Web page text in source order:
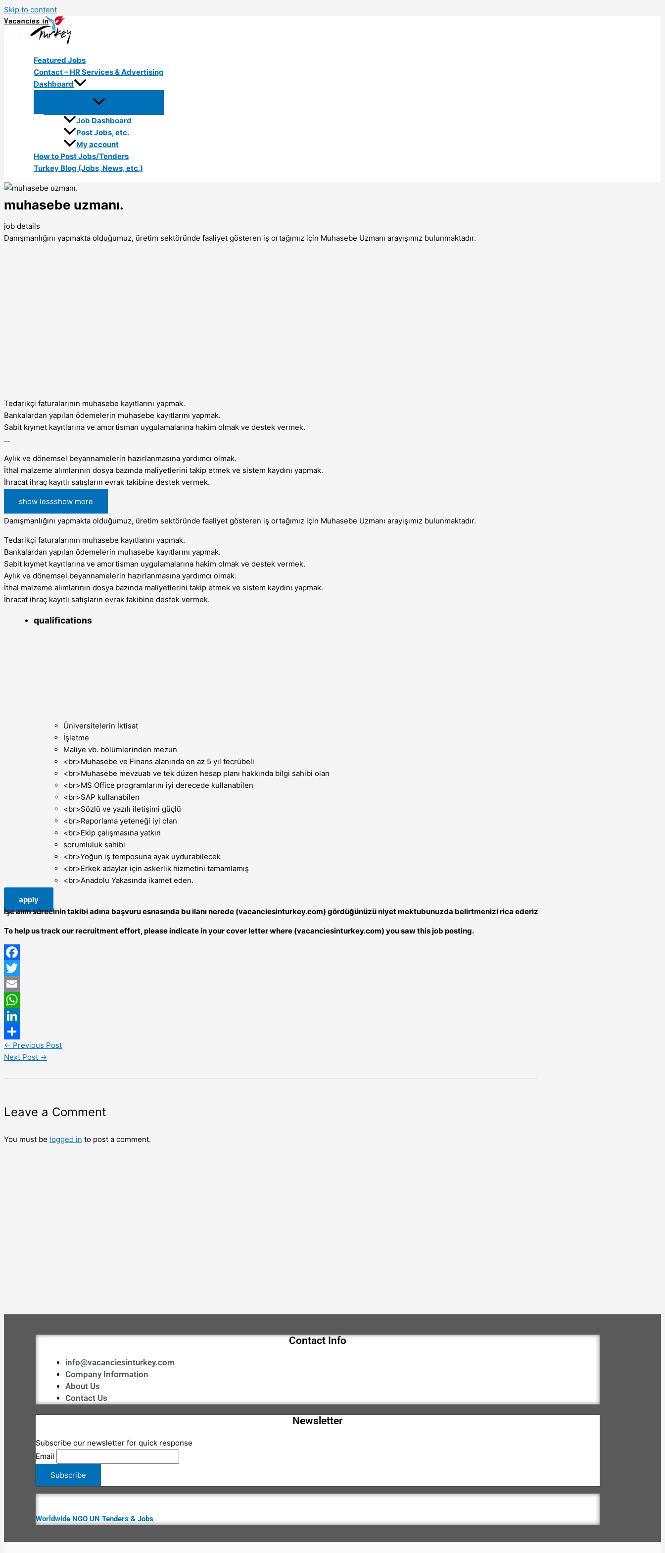
Skip to content
Featured Jobs
Contact – HR Services & Advertising
Dashboard
Job Dashboard
Post Jobs, etc.
My account
How to Post Jobs/Tenders
Turkey Blog (Jobs, News, etc.)
muhasebe uzmanı.
job details
Danışmanlığını yapmakta olduğumuz, üretim sektöründe faaliyet gösteren iş ortağımız için Muhasebe Uzmanı arayışımız bulunmaktadır.
Tedarikçi faturalarının muhasebe kayıtlarını yapmak.
Bankalardan yapılan ödemelerin muhasebe kayıtlarını yapmak.
Sabit kıymet kayıtlarına ve amortisman uygulamalarına hakim olmak ve destek vermek.
…
Aylık ve dönemsel beyannamelerin hazırlanmasına yardımcı olmak.
İthal malzeme alımlarının dosya bazında maliyetlerini takip etmek ve sistem kaydını yapmak.
İhracat ihraç kayıtlı satışların evrak takibine destek vermek.
show lessshow more
Danışmanlığını yapmakta olduğumuz, üretim sektöründe faaliyet gösteren iş ortağımız için Muhasebe Uzmanı arayışımız bulunmaktadır.
Tedarikçi faturalarının muhasebe kayıtlarını yapmak.
Bankalardan yapılan ödemelerin muhasebe kayıtlarını yapmak.
Sabit kıymet kayıtlarına ve amortisman uygulamalarına hakim olmak ve destek vermek.
Aylık ve dönemsel beyannamelerin hazırlanmasına yardımcı olmak.
İthal malzeme alımlarının dosya bazında maliyetlerini takip etmek ve sistem kaydını yapmak.
İhracat ihraç kayıtlı satışların evrak takibine destek vermek.
qualifications
Üniversitelerin İktisat
İşletme
Maliye vb. bölümlerinden mezun
<br>Muhasebe ve Finans alanında en az 5 yıl tecrübeli
<br>Muhasebe mevzuatı ve tek düzen hesap planı hakkında bilgi sahibi olan
<br>MS Office programlarını iyi derecede kullanabilen
<br>SAP kullanabilen
<br>Sözlü ve yazılı iletişimi güçlü
<br>Raporlama yeteneği iyi olan
<br>Ekip çalışmasına yatkın
sorumluluk sahibi
<br>Yoğun iş temposuna ayak uydurabilecek
<br>Erkek adaylar için askerlik hizmetini tamamlamış
<br>Anadolu Yakasında ikamet eden.
apply
İşe alım sürecinin takibi adına başvuru esnasında bu ilanı nerede (vacanciesinturkey.com) gördüğünüzü niyet mektubunuzda belirtmenizi rica ederiz
To help us track our recruitment effort, please indicate in your cover letter where (vacanciesinturkey.com) you saw this job posting.
Facebook
Twitter
Email
WhatsApp
LinkedIn
Share
← Previous Post
Next Post →
Leave a Comment
You must be logged in to post a comment.
Contact Info
info@vacanciesinturkey.com
Company Information
About Us
Contact Us
Newsletter
Subscribe our newsletter for quick response
Email
Worldwide NGO UN Tenders & Jobs